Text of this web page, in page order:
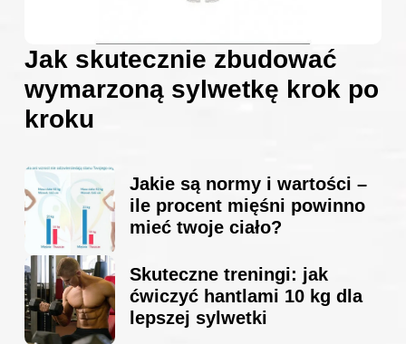
Jak skutecznie zbudować
wymarzoną sylwetkę krok po
kroku
Jakie są normy i wartości –
ile procent mięśni powinno
mieć twoje ciało?
Skuteczne treningi: jak
ćwiczyć hantlami 10 kg dla
lepszej sylwetki